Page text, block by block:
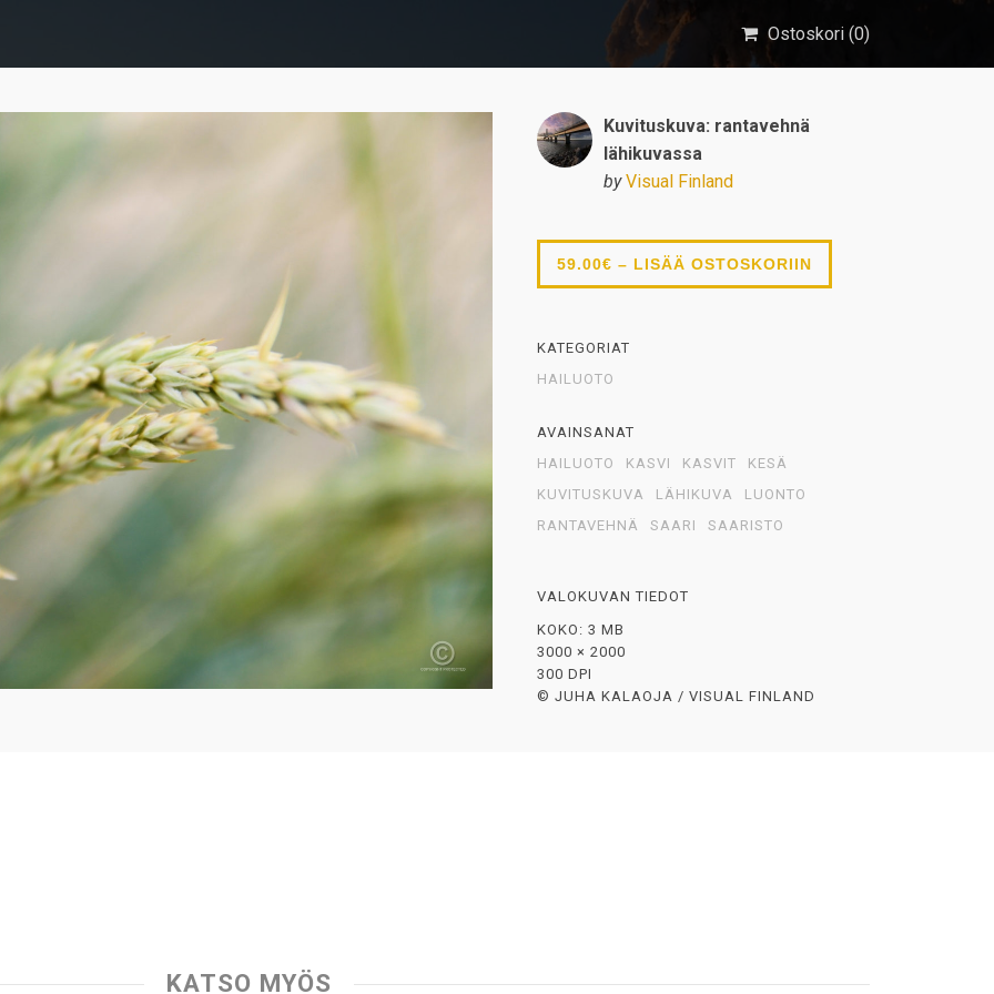
Ostoskori (0)
Kuvituskuva: rantavehnä
lähikuvassa
by Visual Finland
59.00€ – LISÄÄ OSTOSKORIIN
KATEGORIAT
HAILUOTO
AVAINSANAT
HAILUOTO
KASVI KASVIT
KESÄ
KUVITUSKUVA
LÄHIKUVA
LUONTO
RANTAVEHNÄ
SAARI SAARISTO
VALOKUVAN TIEDOT
KOKO: 3 MB
3000 × 2000
300 DPI
© JUHA KALAOJA / VISUAL FINLAND
KATSO MYÖS